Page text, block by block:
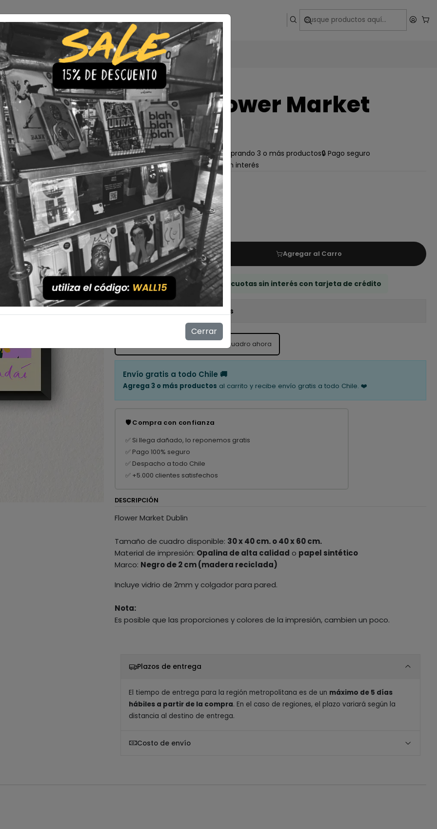
IluminaciónPrecios de cuadros & láminasPlazos de Entrega
|Cuadro Flower Market
Dublin
🇨🇱 Envío gratis a todo Chile comprando 3 o más productos🔒 Pago seguro
💎 Calidad Premium
💳 3 Cuotas sin interés
TAMAÑO
30x40 40x60
LÁMINA
Con Marco Sin Marco
Cantidad
Agregar al Carro
💳 Compra ahora y paga en 3 cuotas sin interés con tarjeta de crédito
Mostrar stock de ubicaciones
personas están viendo este cuadro ahora
Envío gratis a todo Chile 🚚
Agrega 3 o más productos al carrito y recibe envío gratis a todo Chile. ❤️
🛡️ Compra con confianza
✅ Si llega dañado, lo reponemos gratis
✅ Pago 100% seguro
✅ Despacho a todo Chile
✅ +5.000 clientes satisfechos
DESCRIPCIÓN
Flower Market Dublin
Tamaño de cuadro disponible: 30 x 40 cm. o 40 x 60 cm.
Material de impresión: Opalina de alta calidad o papel sintético
Marco: Negro de 2 cm (madera reciclada)
Incluye vidrio de 2mm y colgador para pared.
Nota:
Es posible que las proporciones y colores de la impresión, cambien un poco.
Plazos de entrega
El tiempo de entrega para la región metropolitana es de un máximo de 5 días
hábiles a partir de la compra. En el caso de regiones, el plazo variará según la
distancia al destino de entrega.
Costo de envío
Cerrar